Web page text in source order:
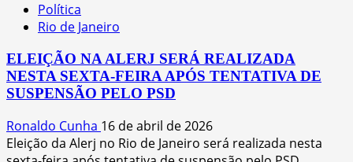
Política
Rio de Janeiro
ELEIÇÃO NA ALERJ SERÁ REALIZADA
NESTA SEXTA-FEIRA APÓS TENTATIVA DE
SUSPENSÃO PELO PSD
Ronaldo Cunha 16 de abril de 2026
Eleição da Alerj no Rio de Janeiro será realizada nesta